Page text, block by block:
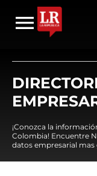
¡Conozca la
Colombia! Encuentre
datos empresarial mas